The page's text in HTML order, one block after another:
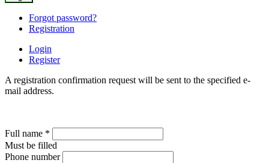
Forgot password?
Registration
Login
Register
A registration confirmation request will be sent to the specified e-
mail address.
Full name *
Must be filled
Phone number